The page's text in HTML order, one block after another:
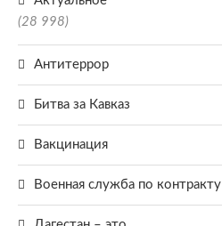
(28 998)
Антитеррор
Битва за Кавказ
Вакцинация
Военная служба по контракту